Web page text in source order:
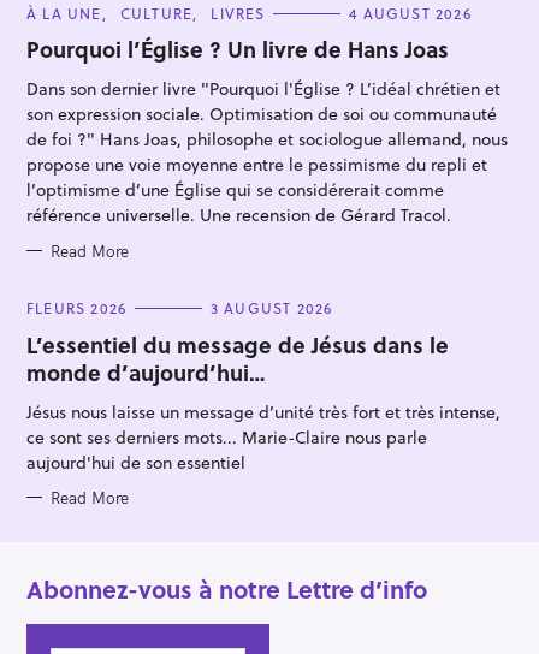
C
T
E
O
I
E
S
À LA UNE CULTURE LIVRES 4 AUGUST 2026
Pourquoi l’Église ? Un livre de Hans Joas
Dans son dernier livre "Pourquoi l'Église ? L’idéal chrétien et
son expression sociale. Optimisation de soi ou communauté
de foi ?" Hans Joas, philosophe et sociologue allemand, nous
propose une voie moyenne entre le pessimisme du repli et
l’optimisme d’une Église qui se considérerait comme
référence universelle. Une recension de Gérard Tracol.
Read More
C
T
E
G
O
I
E
S
FLEURS 2026 3 AUGUST 2026
L’essentiel du message de Jésus dans le
monde d’aujourd’hui…
Jésus nous laisse un message d’unité très fort et très intense,
ce sont ses derniers mots... Marie-Claire nous parle
aujourd'hui de son essentiel
Read More
Abonnez-vous à notre Lettre d’info
e
a
r
c
h
f
o
: